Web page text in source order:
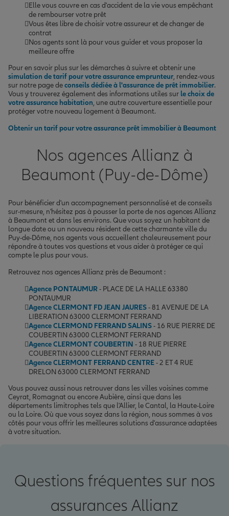
Elle vous couvre en cas d'accident de la vie vous empêchant
de rembourser votre prêt
Vous êtes libre de choisir votre assureur et de changer de
contrat
Nos agents sont là pour vous guider et vous proposer la
meilleure offre
Pour en savoir plus sur les démarches à suivre et obtenir une
simulation de tarif pour votre assurance emprunteur, rendez-vous
sur notre page deconseils dédiée à l'assurance de prêt immobilier.
Vous y trouverez également des informations utiles sur le choix de
votre assurance habitation, une autre couverture essentielle pour
protéger votre nouveau logement à Beaumont.
Obtenir un tarif pour votre assurance prêt immobilier à Beaumont
Nos agences Allianz à
Beaumont (Puy-de-Dôme)
Pour bénéficier d'un accompagnement personnalisé et de conseils
sur-mesure, n'hésitez pas à pousser la porte de nos agences Allianz
à Beaumont et dans les environs. Que vous soyez un habitant de
longue date ou un nouveau résident de cette charmante ville du
Puy-de-Dôme, nos agents vous accueillent chaleureusement pour
répondre à toutes vos questions et vous aider à protéger ce qui
compte le plus pour vous.
Retrouvez nos agences Allianz près de Beaumont :
Agence PONTAUMUR- PLACE DE LA HALLE 63380
PONTAUMUR
Agence CLERMONT FD JEAN JAURES- 81 AVENUE DE LA
LIBERATION 63000 CLERMONT FERRAND
Agence CLERMOND FERRAND SALINS- 16 RUE PIERRE DE
COUBERTIN 63000 CLERMONT FERRAND
Agence CLERMONT COUBERTIN - 18 RUE PIERRE
COUBERTIN 63000 CLERMONT FERRAND
Agence CLERMONT FERRAND CENTRE- 2 ET 4 RUE
DRELON 63000 CLERMONT FERRAND
Vous pouvez aussi nous retrouver dans les villes voisines comme
Ceyrat, Romagnat ou encore Aubière, ainsi que dans les
départements limitrophes tels que l'Allier, le Cantal, la Haute-Loire
ou la Loire. Où que vous soyez dans la région, nous sommes à vos
côtés pour vous offrir les meilleures solutions d'assurance adaptées
à votre situation.
Questions fréquentes sur nos
assurances Allianz